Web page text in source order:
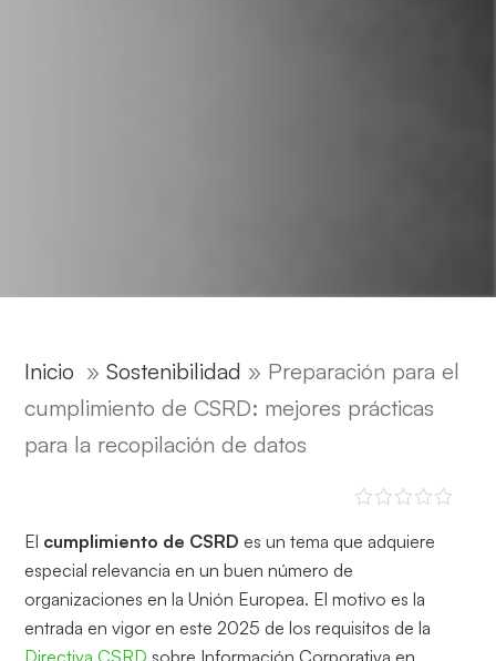
Inicio »Sostenibilidad » Preparación para el
cumplimiento de CSRD: mejores prácticas
para la recopilación de datos
El cumplimiento de CSRD es un tema que adquiere
especial relevancia en un buen número de
organizaciones en la Unión Europea. El motivo es la
entrada en vigor en este 2025 de los requisitos de la
Directiva CSRD sobre Información Corporativa en